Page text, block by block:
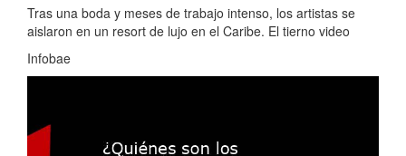
Tras una boda y meses de trabajo intenso, los artistas se
aislaron en un resort de lujo en el Caribe. El tierno video
Infobae